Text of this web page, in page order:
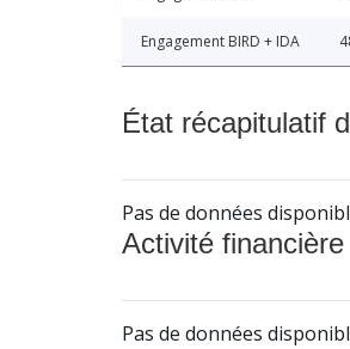
Engagement BIRD + IDA
État récapitulatif
Pas de données
Activité
Pas de données